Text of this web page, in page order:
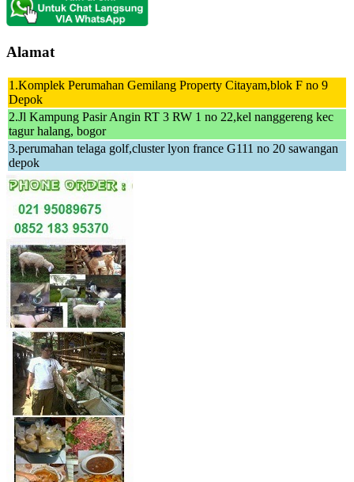
Alamat
1.Komplek Perumahan Gemilang Property Citayam,blok F no 9
Depok
2.Jl Kampung Pasir Angin RT 3 RW 1 no 22,kel nanggereng kec
tagur halang, bogor
3.perumahan telaga golf,cluster lyon france G111 no 20 sawangan
depok